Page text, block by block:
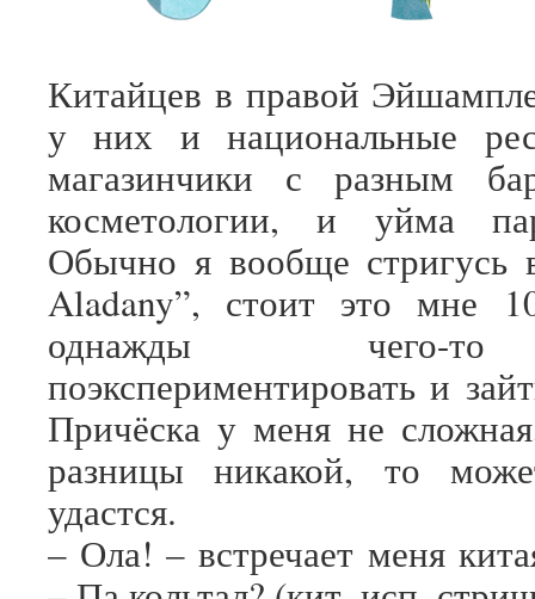
Китайцев в правой
у них и национальные
магазинчики с разным
косметологии, и уйма
Обычно я вообще стригусь
Aladany”, стоит это мне
однажды чего-
поэкспериментировать и
Причёска у меня не
разницы никакой, то
удастся.
– Ола! – встречает меня